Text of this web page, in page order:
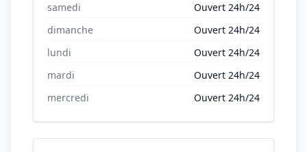
samedi
Ouvert 24h/24
dimanche
Ouvert 24h/24
lundi
Ouvert 24h/24
mardi
Ouvert 24h/24
mercredi
Ouvert 24h/24